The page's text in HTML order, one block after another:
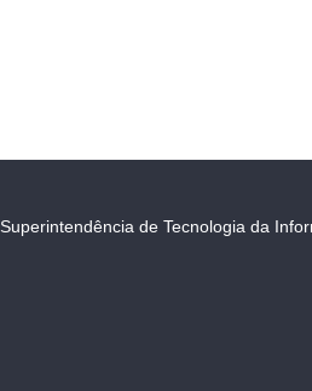
Superintendência de Tecnologia da